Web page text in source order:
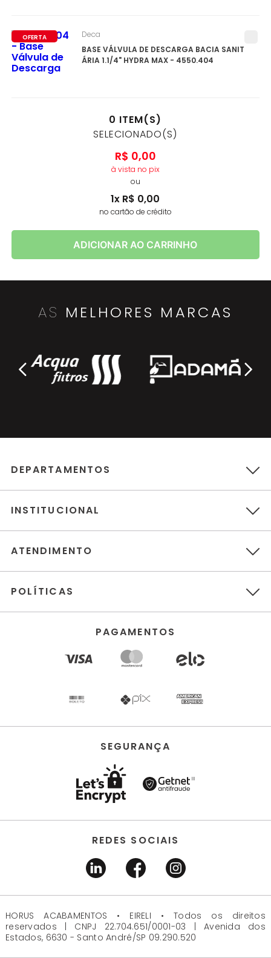
OFERTA
BASE VÁLVULA DE DESCARGA BACIA SANIT
ÁRIA 1.1/4" HYDRA MAX - 4550.404
Deca
0 ITEM(S)
SELECIONADO(S)
R$ 0,00
à vista no pix
ou
1x R$ 0,00
no cartão de crédito
ADICIONAR AO CARRINHO
AS MELHORES MARCAS
DEPARTAMENTOS
INSTITUCIONAL
ATENDIMENTO
POLÍTICAS
PAGAMENTOS
SEGURANÇA
REDES SOCIAIS
HORUS ACABAMENTOS • EIRELI • Todos os direitos
reservados | CNPJ 22.704.651/0001-03 | Avenida dos
Estados, 6630 - Santo André/SP 09.290.520